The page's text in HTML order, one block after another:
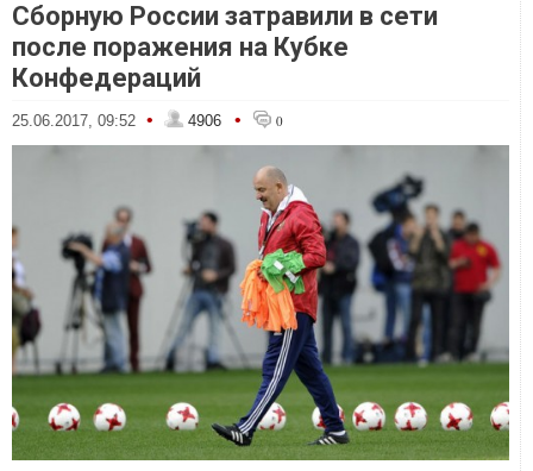
Сборную России затравили в сети
после поражения на Кубке
Конфедераций
25.06.2017, 09:52 • 4906 • 0